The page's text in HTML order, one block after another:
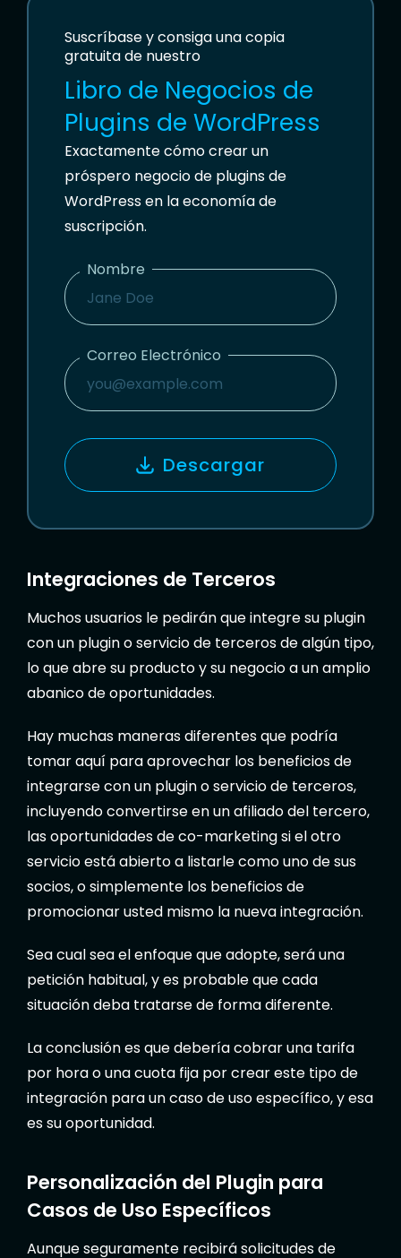
Suscríbase y consiga una copia
gratuita de nuestro
Libro de Negocios de
Plugins de WordPress
Exactamente cómo crear un
próspero negocio de plugins de
WordPress en la economía de
suscripción.
Nombre
O
Correo Electrónico
C
O
E
E
R
I
C
O
Descargar
Integraciones de Terceros
Muchos usuarios le pedirán que integre su plugin
con un plugin o servicio de terceros de algún tipo,
lo que abre su producto y su negocio a un amplio
abanico de oportunidades.
Hay muchas maneras diferentes que podría
tomar aquí para aprovechar los beneficios de
integrarse con un plugin o servicio de terceros,
incluyendo convertirse en un afiliado del tercero,
las oportunidades de co-marketing si el otro
servicio está abierto a listarle como uno de sus
socios, o simplemente los beneficios de
promocionar usted mismo la nueva integración.
Sea cual sea el enfoque que adopte, será una
petición habitual, y es probable que cada
situación deba tratarse de forma diferente.
La conclusión es que debería cobrar una tarifa
por hora o una cuota fija por crear este tipo de
integración para un caso de uso específico, y esa
es su oportunidad.
Personalización del Plugin para
Casos de Uso Específicos
Aunque seguramente recibirá solicitudes de